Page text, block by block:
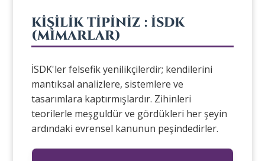
KİŞİLİK TİPİNİZ : İSDK
(MİMARLAR)
İSDK'ler felsefik yenilikçilerdir; kendilerini
mantıksal analizlere, sistemlere ve
tasarımlara kaptırmışlardır. Zihinleri
teorilerle meşguldür ve gördükleri her şeyin
ardındaki evrensel kanunun peşindedirler.